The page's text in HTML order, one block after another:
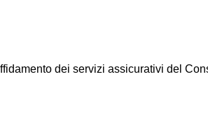
dei servizi assicurativi del